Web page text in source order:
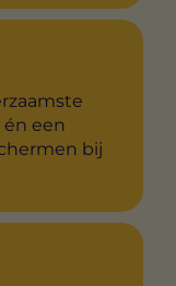
én een
bij